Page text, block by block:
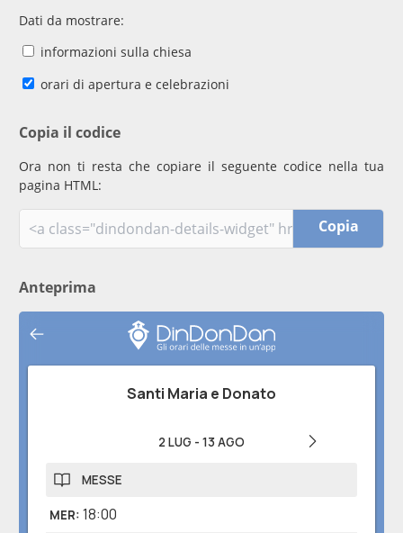
Dati da mostrare:
informazioni sulla chiesa
orari di apertura e celebrazioni
Copia il codice
Ora non ti resta che copiare il seguente codice nella tua
pagina HTML:
Copia
Anteprima